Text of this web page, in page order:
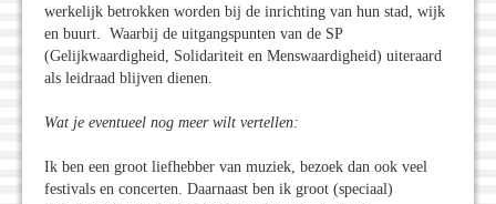
werkelijk betrokken worden bij de inrichting van hun stad, wijk
en buurt. Waarbij de uitgangspunten van de SP
(Gelijkwaardigheid, Solidariteit en Menswaardigheid) uiteraard
als leidraad blijven dienen.
Wat je eventueel nog meer wilt vertellen:
Ik ben een groot liefhebber van muziek, bezoek dan ook veel
festivals en concerten. Daarnaast ben ik groot (speciaal)